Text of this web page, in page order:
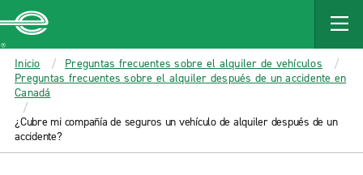
MAIN
CONTENT
Enterprise
Inicio
Preguntas frecuentes sobre el alquiler de vehículos
Preguntas frecuentes sobre el alquiler después de un accidente en
Canadá
¿Cubre mi compañía de seguros un vehículo de alquiler después de un
accidente?